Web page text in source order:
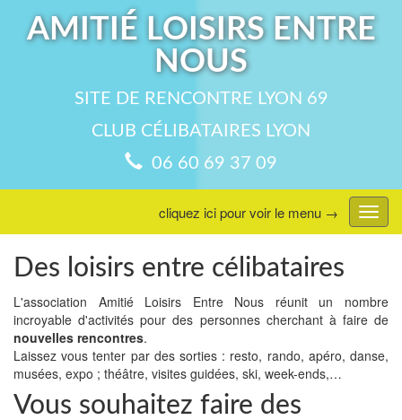
AMITIÉ LOISIRS ENTRE
NOUS
SITE DE RENCONTRE LYON 69
CLUB CÉLIBATAIRES LYON
06 60 69 37 09
menu
cliquez ici pour voir le menu →
Des loisirs entre célibataires
L'association Amitié Loisirs Entre Nous réunit un nombre
incroyable d'activités pour des personnes cherchant à faire de
nouvelles rencontres.
Laissez vous tenter par des sorties : resto, rando, apéro, danse,
musées, expo ; théâtre, visites guidées, ski, week-ends,…
Vous souhaitez faire des